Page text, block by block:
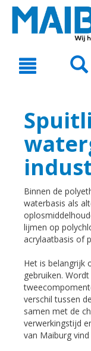
text.skipToNavigation
Binnen de
waterbasis als
lijmen op
acrylaatbasis of
Het is belangrijk
gebruiken.
verschil tussen
samen met de
verwerkingstijd
van Maiburg